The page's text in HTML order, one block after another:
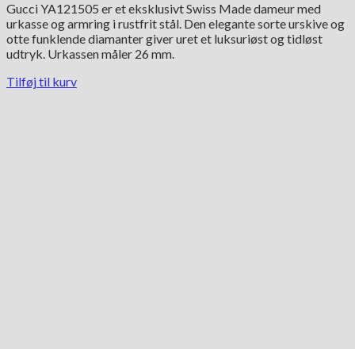
pris
var:
10,800.00 kr..
pris
er:
5,400.00 kr..
Gucci YA121505 er et eksklusivt Swiss Made dameur med
urkasse og armring i rustfrit stål. Den elegante sorte urskive og
otte funklende diamanter giver uret et luksuriøst og tidløst
udtryk. Urkassen måler 26 mm.
Tilføj til kurv